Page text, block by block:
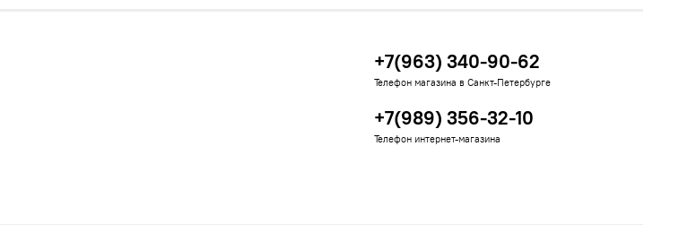
+7(963) 340-90-62
Телефон магазина в Санкт-Петербурге
+7(989) 356-32-10
Телефон интернет-магазина